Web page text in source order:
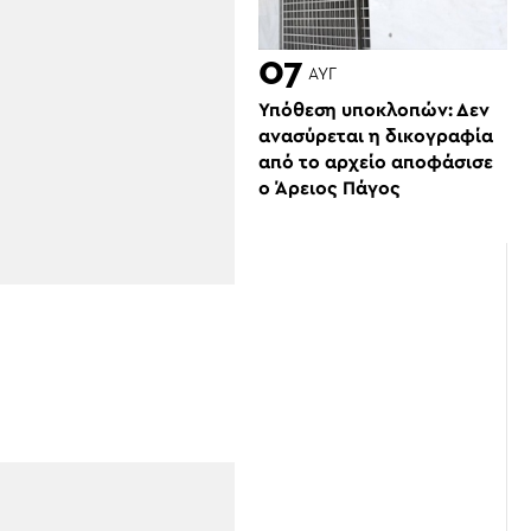
07 ΑΥΓ
Υπόθεση υποκλοπών: Δεν
ανασύρεται η δικογραφία
από το αρχείο αποφάσισε
ο Άρειος Πάγος